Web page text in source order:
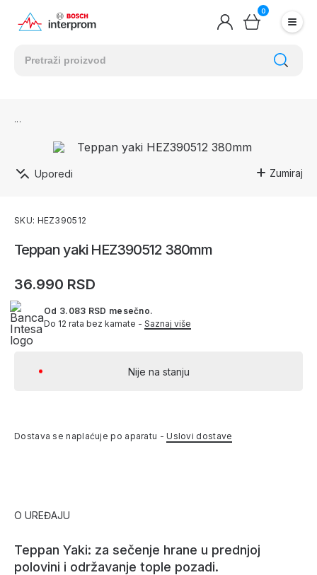
0
Zumiraj
Uporedi
Teppan yaki HEZ390512 380mm
36.990 RSD
Od 3.083 RSD mesečno.
Do 12 rata bez kamate - Saznaj više
Nije na stanju
Dostava se naplaćuje po aparatu -Uslovi dostave
SKU: HEZ390512
O UREĐAJU
Teppan Yaki: za sečenje hrane u prednjoj
polovini i održavanje tople pozadi.